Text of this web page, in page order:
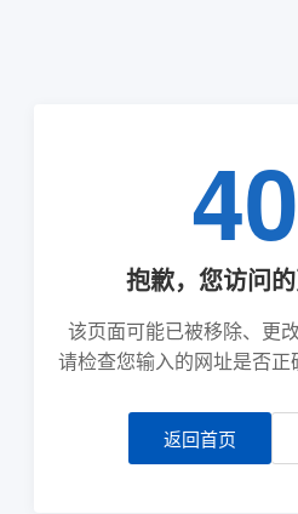
抱歉，您访问
该页面可能已被移除、更
请检查您输入的网址是否正
返回首页